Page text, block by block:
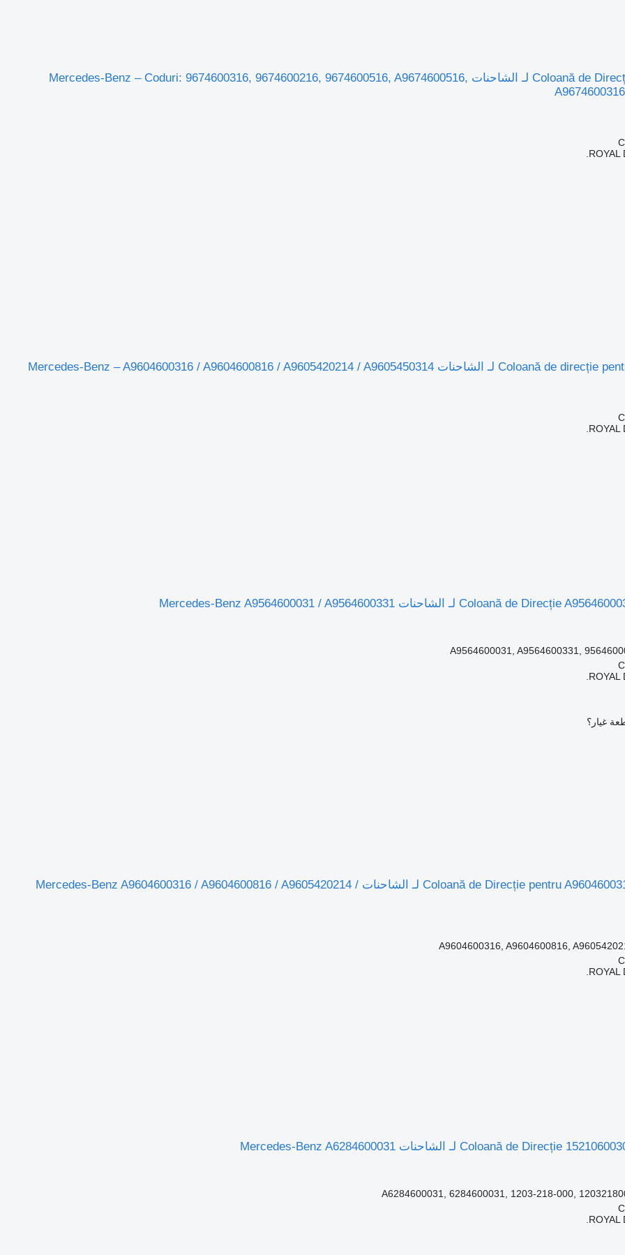
عمود التوجيه Coloană de Direcție لـ الشاحنات Mercedes-Benz – Coduri: 9674600316, 9674600216, 9674600516, A9674600516,
ROYAL
ROYAL
A9564600031, A9564600331,
ROYAL
غيار؟
عمود التوجيه Coloană de Direcție pentru A9604600316 لـ الشاحنات Mercedes-Benz A9604600316 / A9604600816 / A9605420214 /
A9604600316, A9604600816,
ROYAL
ROYAL